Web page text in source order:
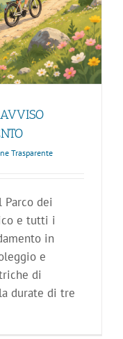
Trasparente
Parco dei
e tutti i
in
e
di
durate di tre